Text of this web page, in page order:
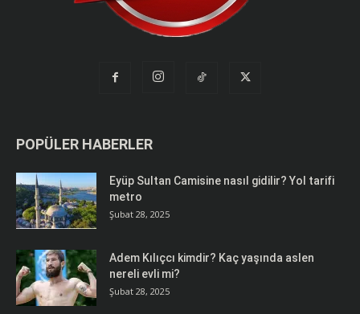
POPÜLER HABERLER
Eyüp Sultan Camisine nasıl gidilir? Yol tarifi
metro
Şubat 28, 2025
Adem Kılıçcı kimdir? Kaç yaşında aslen
nereli evli mi?
Şubat 28, 2025